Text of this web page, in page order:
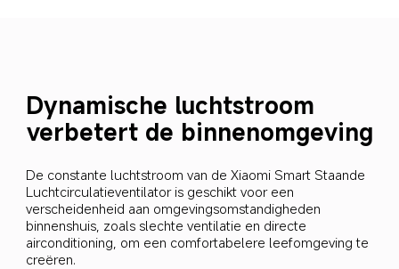
Dynamische luchtstroom
verbetert de binnenomgeving
De constante luchtstroom van de Xiaomi Smart Staande
Luchtcirculatieventilator is geschikt voor een
verscheidenheid aan omgevingsomstandigheden
binnenshuis, zoals slechte ventilatie en directe
airconditioning, om een comfortabelere leefomgeving te
creëren.